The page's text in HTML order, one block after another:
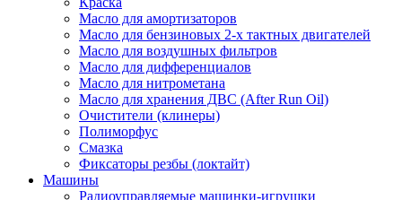
Масло для амортизаторов
Масло для бензиновых 2-х тактных двигателей
Масло для воздушных фильтров
Масло для дифференциалов
Масло для нитрометана
Масло для хранения ДВС (After Run Oil)
Очистители (клинеры)
Полиморфус
Смазка
Фиксаторы резбы (локтайт)
Машины
Радиоуправляемые машинки-игрушки